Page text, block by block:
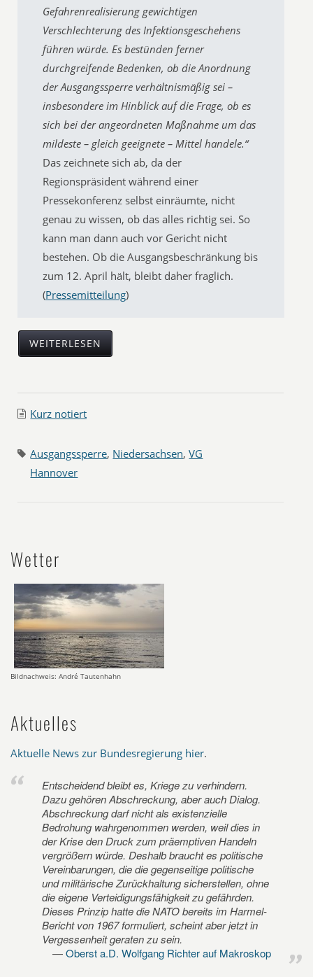
Gefahrenrealisierung gewichtigen
Verschlechterung des Infektionsgeschehens
führen würde. Es bestünden ferner
durchgreifende Bedenken, ob die Anordnung
der Ausgangssperre verhältnismäßig sei –
insbesondere im Hinblick auf die Frage, ob es
sich bei der angeordneten Maßnahme um das
mildeste – gleich geeignete – Mittel handele.“
Das zeichnete sich ab, da der
Regionspräsident während einer
Pressekonferenz selbst einräumte, nicht
genau zu wissen, ob das alles richtig sei. So
kann man dann auch vor Gericht nicht
bestehen. Ob die Ausgangsbeschränkung bis
zum 12. April hält, bleibt daher fraglich.
(Pressemitteilung)
WEITERLESEN
Kurz notiert
Ausgangssperre, Niedersachsen,VG
Hannover
Wetter
Bildnachweis: André Tautenhahn
Aktuelles
Aktuelle News zur Bundesregierung hier.
Entscheidend bleibt es, Kriege zu verhindern.
Dazu gehören Abschreckung, aber auch Dialog.
Abschreckung darf nicht als existenzielle
Bedrohung wahrgenommen werden, weil dies in
der Krise den Druck zum präemptiven Handeln
vergrößern würde. Deshalb braucht es politische
Vereinbarungen, die die gegenseitige politische
und militärische Zurückhaltung sicherstellen, ohne
die eigene Verteidigungsfähigkeit zu gefährden.
Dieses Prinzip hatte die NATO bereits im Harmel-
Bericht von 1967 formuliert, scheint aber jetzt in
Vergessenheit geraten zu sein.
Oberst a.D. Wolfgang Richter auf Makroskop